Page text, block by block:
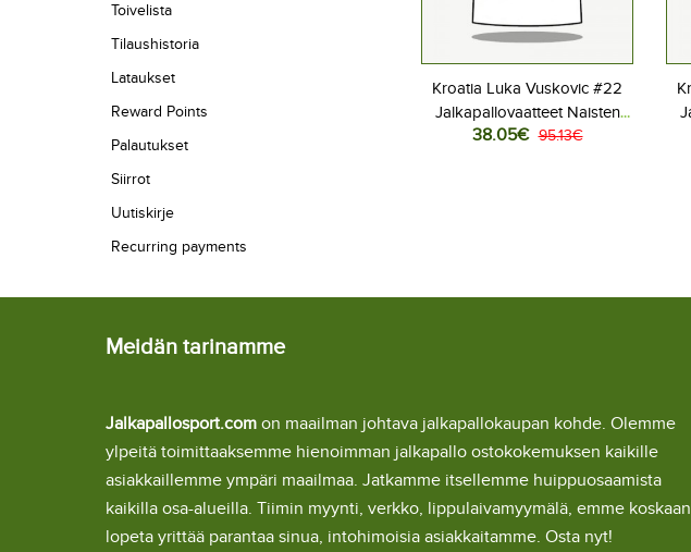
Toivelista
Tilaushistoria
Lataukset
Reward Points
Palautukset
Siirrot
Uutiskirje
Recurring payments
Kroatia Luka Vuskovic #22
Jalkapallovaatteet Naisten
Kotipaita MM-kisat 2026
38.05€ 95.13€
Meidän tarinamme
Jalkapallosport.com on maailman johtava jalkapallokaupan kohde. Olemme
ylpeitä toimittaaksemme hienoimman jalkapallo ostokokemuksen kaikille
asiakkaillemme ympäri maailmaa. Jatkamme itsellemme huippuosaamista
kaikilla osa-alueilla. Tiimin myynti, verkko, lippulaivamyymälä, emme koskaan
lopeta yrittää parantaa sinua, intohimoisia asiakkaitamme. Osta nyt!